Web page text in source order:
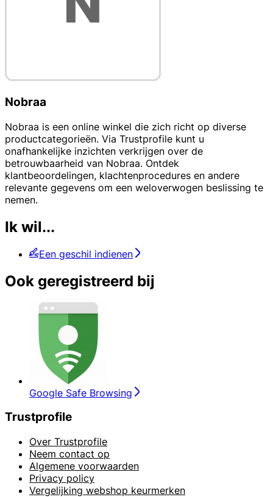
Nobraa
Nobraa is een online winkel die zich richt op diverse
productcategorieën. Via Trustprofile kunt u
onafhankelijke inzichten verkrijgen over de
betrouwbaarheid van Nobraa. Ontdek
klantbeoordelingen, klachtenprocedures en andere
relevante gegevens om een weloverwogen beslissing te
nemen.
Ik wil...
Een geschil indienen
Ook geregistreerd bij
Google Safe Browsing
Trustprofile
Over Trustprofile
Neem contact op
Algemene voorwaarden
Privacy policy
Vergelijking webshop keurmerken